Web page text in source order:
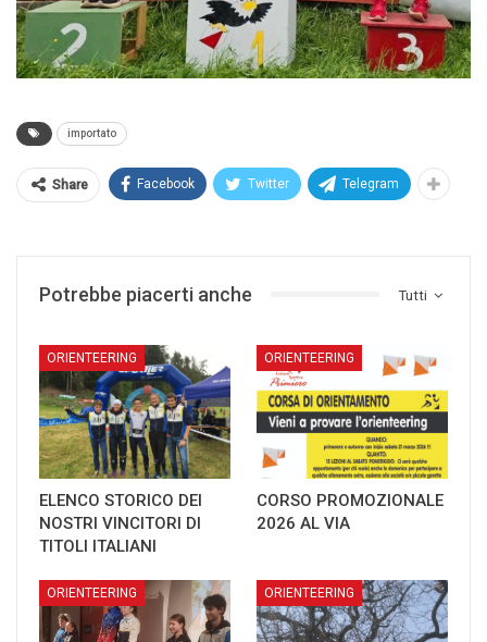
importato
Share Facebook Twitter Telegram
Tutti
Potrebbe piacerti anche
ORIENTEERING
ELENCO STORICO DEI
NOSTRI VINCITORI DI
TITOLI ITALIANI
ORIENTEERING
CORSO PROMOZIONALE
2026 AL VIA
ORIENTEERING ORIENTEERING